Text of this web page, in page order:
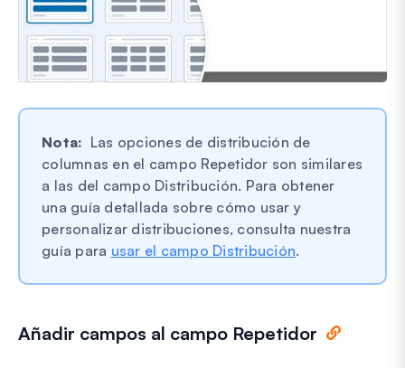
Nota: Las opciones de distribución de
columnas en el campo Repetidor son similares
a las del campo Distribución. Para obtener
una guía detallada sobre cómo usar y
personalizar distribuciones, consulta nuestra
guía para usar el campo Distribución.
Añadir campos al campo Repetidor